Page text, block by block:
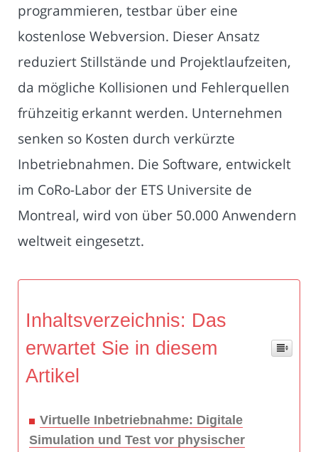
programmieren, testbar über eine
kostenlose Webversion. Dieser Ansatz
reduziert Stillstände und Projektlaufzeiten,
da mögliche Kollisionen und Fehlerquellen
frühzeitig erkannt werden. Unternehmen
senken so Kosten durch verkürzte
Inbetriebnahmen. Die Software, entwickelt
im CoRo-Labor der ETS Universite de
Montreal, wird von über 50.000 Anwendern
weltweit eingesetzt.
Inhaltsverzeichnis: Das
erwartet Sie in diesem
Artikel
Virtuelle Inbetriebnahme: Digitale
Simulation und Test vor physischer